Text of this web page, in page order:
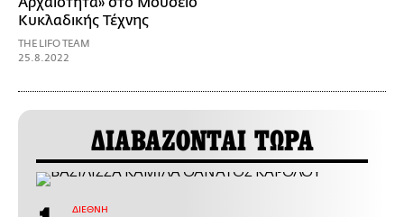
Κυκλαδικής Τέχνης
THE LIFO TEAM
25.8.2022
ΔΙΑΒΑΖΟΝΤΑΙ ΤΩΡΑ
ΔΙΕΘΝΗ